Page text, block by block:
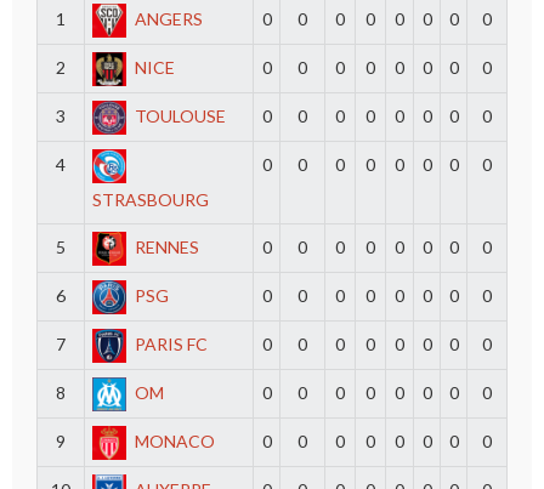
1
ANGERS 0 0 0 0 0 0 0 0
2 NICE 0 0 0 0 0 0 0 0
3 TOULOUSE 0 0 0 0 0 0 0 0
4
STRASBOURG
0 0 0 0 0 0 0 0
5 RENNES 0 0 0 0 0 0 0 0
6 PSG 0 0 0 0 0 0 0 0
7 PARIS FC 0 0 0 0 0 0 0 0
8 OM 0 0 0 0 0 0 0 0
9 MONACO 0 0 0 0 0 0 0 0